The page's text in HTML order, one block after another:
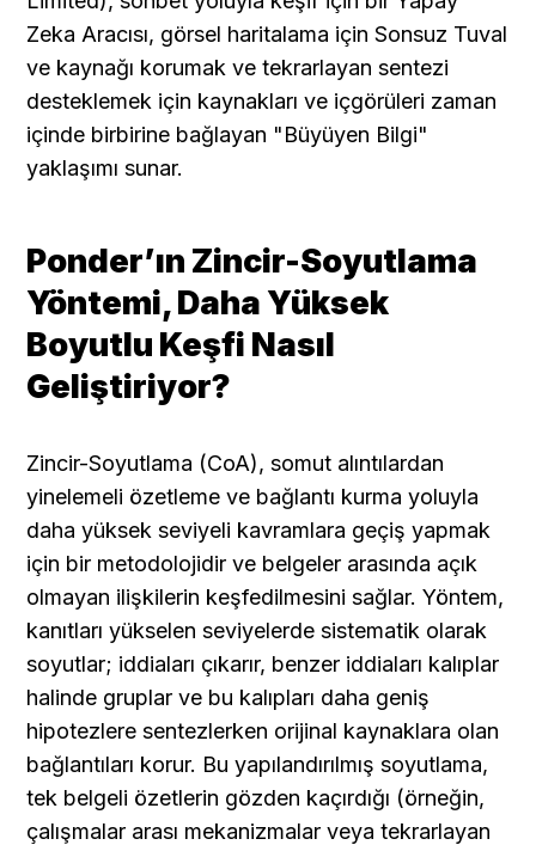
Zeka Aracısı, görsel haritalama için Sonsuz Tuval
ve kaynağı korumak ve tekrarlayan sentezi
desteklemek için kaynakları ve içgörüleri zaman
içinde birbirine bağlayan "Büyüyen Bilgi"
yaklaşımı sunar.
Ponder’ın Zincir-Soyutlama
Yöntemi, Daha Yüksek
Boyutlu Keşfi Nasıl
Geliştiriyor?
Zincir-Soyutlama (CoA), somut alıntılardan
yinelemeli özetleme ve bağlantı kurma yoluyla
daha yüksek seviyeli kavramlara geçiş yapmak
için bir metodolojidir ve belgeler arasında açık
olmayan ilişkilerin keşfedilmesini sağlar. Yöntem,
kanıtları yükselen seviyelerde sistematik olarak
soyutlar; iddiaları çıkarır, benzer iddiaları kalıplar
halinde gruplar ve bu kalıpları daha geniş
hipotezlere sentezlerken orijinal kaynaklara olan
bağlantıları korur. Bu yapılandırılmış soyutlama,
tek belgeli özetlerin gözden kaçırdığı (örneğin,
çalışmalar arası mekanizmalar veya tekrarlayan